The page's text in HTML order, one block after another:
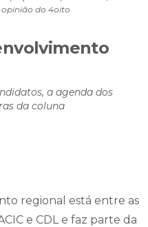
do 4oito
a agenda dos
da coluna
regional está entre as
e CDL e faz parte da